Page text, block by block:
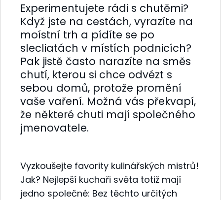
Experimentujete rádi s chutěmi?
Když jste na cestách, vyrazíte na
moístní trh a pídíte se po
slecliatách v místích podnicích?
Pak jistě často narazíte na směs
chutí, kterou si chce odvézt s
sebou domů, protože promění
vaše vaření. Možná vás překvapí,
že některé chuti mají společného
jmenovatele.
Vyzkoušejte favority kulinářských mistrů!
Jak? Nejlepší kuchaři světa totiž mají
jedno společné: Bez těchto určitých